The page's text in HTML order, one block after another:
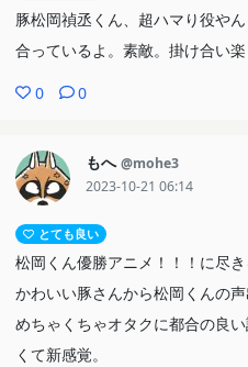
豚松岡禎丞くん、超ハマり役や
合っているよ。素敵。掛け合い楽
0 0
もへ @mohe3
2023-10-21 06:14
とても良い
松岡くん優勝アニメ！！！に尽き
かわいい豚さんから松岡くんの声
めちゃくちゃオタクに都合の良
くて新感覚。